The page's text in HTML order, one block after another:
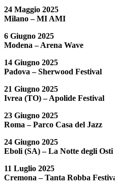
24 Maggio 2025
Milano – MI AMI
6 Giugno 2025
Modena – Arena Wave
14 Giugno 2025
Padova – Sherwood Festival
21 Giugno 2025
Ivrea (TO) – Apolide Festival
23 Giugno 2025
Roma – Parco Casa del Jazz
24 Giugno 2025
Eboli (SA) – La Notte degli Osti
11 Luglio 2025
Cremona – Tanta Robba